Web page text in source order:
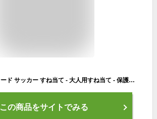
G-Form Pro-S ブレード サッカー すね当て - 大人用すね当て - 保護用すね当て - 24Kゴールド L
この商品をサイトでみる